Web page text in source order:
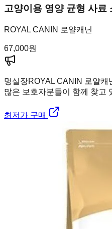
고양이용 영양 균형 사료
ROYAL CANIN 로얄캐닌
67,000원
멍실장ROYAL CANIN 로얄캐
많은 보호자분들이 함께 찾고
최저가 구매